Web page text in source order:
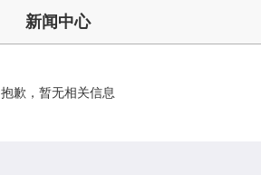
新闻中心
抱歉，暂无相关信息